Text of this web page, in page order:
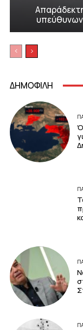
υπεύθυνων
ΔΗΜΟΦΙΛΗ